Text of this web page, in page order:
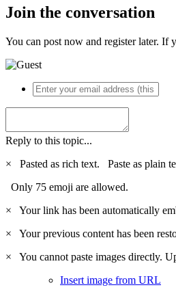
Join the conversation
You can post now and register later. If
Reply to this topic...
×
Pasted as rich text. Paste as plain
Only 75 emoji are allowed.
×
Your link has been automatically
×
Your previous content has been
×
You cannot paste images directly.
Insert image from URL